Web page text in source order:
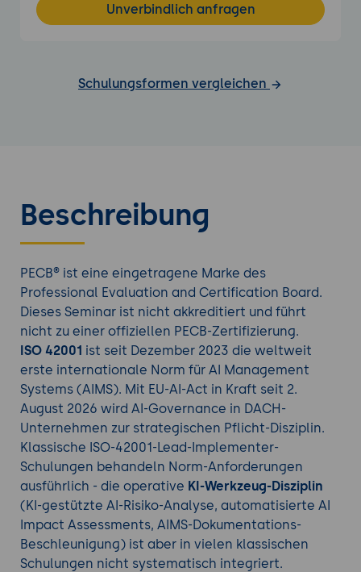
Unverbindlich anfragen
Schulungsformen vergleichen
Beschreibung
PECB® ist eine eingetragene Marke des
Professional Evaluation and Certification Board.
Dieses Seminar ist nicht akkreditiert und führt
nicht zu einer offiziellen PECB-Zertifizierung.
ISO 42001 ist seit Dezember 2023 die weltweit
erste internationale Norm für AI Management
Systems (AIMS). Mit EU-AI-Act in Kraft seit 2.
August 2026 wird AI-Governance in DACH-
Unternehmen zur strategischen Pflicht-Disziplin.
Klassische ISO-42001-Lead-Implementer-
Schulungen behandeln Norm-Anforderungen
ausführlich - die operative KI-Werkzeug-Disziplin
(KI-gestützte AI-Risiko-Analyse, automatisierte AI
Impact Assessments, AIMS-Dokumentations-
Beschleunigung) ist aber in vielen klassischen
Schulungen nicht systematisch integriert.